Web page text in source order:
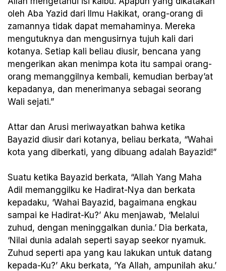
oleh Aba Yazid dari Ilmu Hakikat, orang-orang di
zamannya tidak dapat memahaminya. Mereka
mengutuknya dan mengusirnya tujuh kali dari
kotanya. Setiap kali beliau diusir, bencana yang
mengerikan akan menimpa kota itu sampai orang-
orang memanggilnya kembali, kemudian berbay’at
kepadanya, dan menerimanya sebagai seorang
Wali sejati.”
Attar dan Arusi meriwayatkan bahwa ketika
Bayazid diusir dari kotanya, beliau berkata, “Wahai
kota yang diberkati, yang dibuang adalah Bayazid!”
Suatu ketika Bayazid berkata, “Allah Yang Maha
Adil memanggilku ke Hadirat-Nya dan berkata
kepadaku, ‘Wahai Bayazid, bagaimana engkau
sampai ke Hadirat-Ku?’ Aku menjawab, ‘Melalui
zuhud, dengan meninggalkan dunia.’ Dia berkata,
‘Nilai dunia adalah seperti sayap seekor nyamuk.
Zuhud seperti apa yang kau lakukan untuk datang
kepada-Ku?’ Aku berkata, ‘Ya Allah, ampunilah aku.’